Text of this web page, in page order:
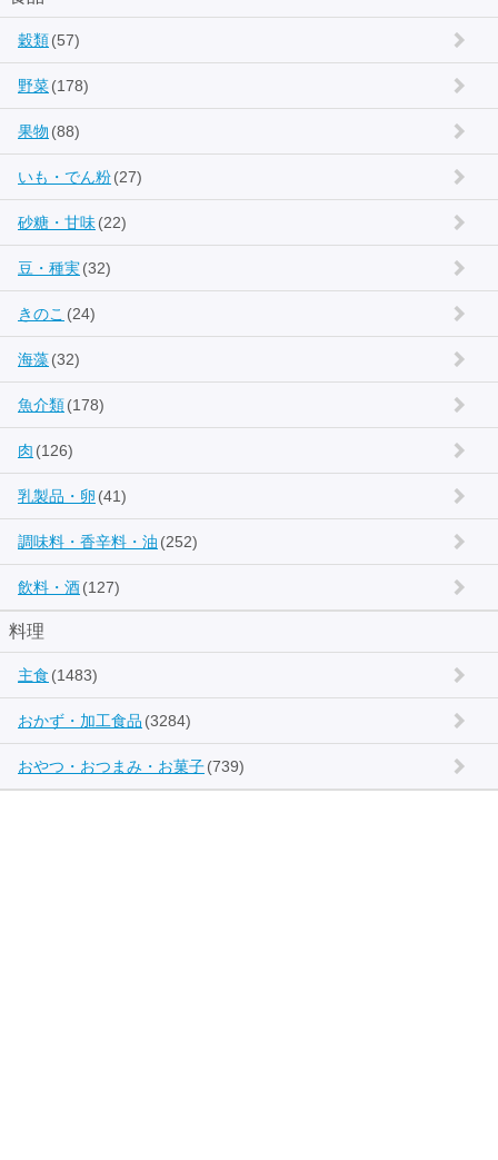
穀類(57)
野菜(178)
果物 (88)
いも・でん粉(27)
砂糖・甘味(22)
豆・種実(32)
きのこ (24)
海藻(32)
魚介類(178)
肉 (126)
乳製品・卵 (41)
調味料・香辛料・油 (252)
飲料・酒(127)
料理
主食 (1483)
おかず・加工食品 (3284)
おやつ・おつまみ・お菓子(739)